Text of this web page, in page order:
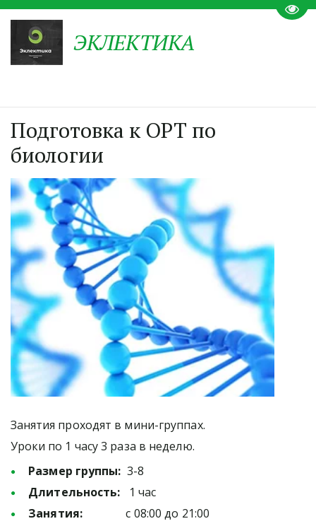
ЭКЛЕКТИКА
Подготовка к ОРТ по
биологии
Занятия проходят в мини-группах.
Уроки по 1 часу 3 раза в неделю.
Размер группы:
  3-8
Длительность:
   1 час
Занятия:
               с 08:00 до 21:00